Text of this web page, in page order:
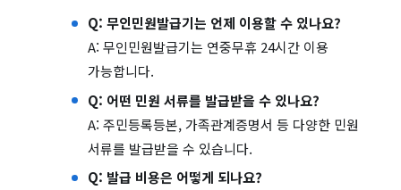
Q: 무인민원발급기는 언제 이용할 수 있나요?
A: 무인민원발급기는 연중무휴 24시간 이용
가능합니다.
Q: 어떤 민원 서류를 발급받을 수 있나요?
A: 주민등록등본, 가족관계증명서 등 다양한 민원
서류를 발급받을 수 있습니다.
Q: 발급 비용은 어떻게 되나요?